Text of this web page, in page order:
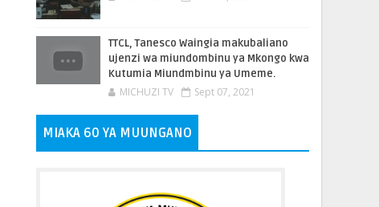
TTCL, Tanesco Waingia makubaliano
ujenzi wa miundombinu ya Mkongo kwa
Kutumia Miundmbinu ya Umeme.
MICHUZI TV Sept 07, 2021
MIAKA 60 YA MUUNGANO